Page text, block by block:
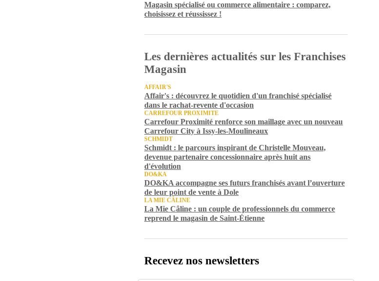
Magasin spécialisé ou commerce alimentaire : comparez,
choisissez et réussissez !
Les dernières actualités sur les Franchises
Magasin
AFFAIR'S
Affair's : découvrez le quotidien d'un franchisé spécialisé
dans le rachat-revente d'occasion
CARREFOUR PROXIMITE
Carrefour Proximité renforce son maillage avec un nouveau
Carrefour City à Issy-les-Moulineaux
SCHMIDT
Schmidt : le parcours inspirant de Christelle Mouveau,
devenue partenaire concessionnaire après huit ans
d'évolution
DO&KA
DO&KA accompagne ses futurs franchisés avant l’ouverture
de leur point de vente à Dole
LA MIE CÂLINE
La Mie Câline : un couple de professionnels du commerce
reprend le magasin de Saint-Étienne
Recevez nos newsletters